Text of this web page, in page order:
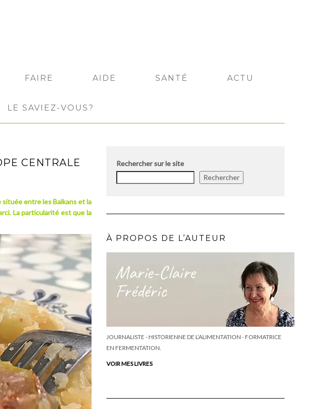
FAIRE AIDE SANTÉ ACTU
LE SAVIEZ-VOUS?
CENTRALE
située entre les Balkans et la
La particularité est que la
Rechercher sur le site
Rechercher
À PROPOS DE L’AUTEUR
JOURNALISTE - HISTORIENNE DE L’ALIMENTATION - FORMATRICE
EN FERMENTATION.
VOIR MES LIVRES